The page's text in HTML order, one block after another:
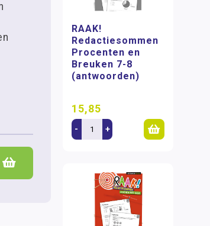
RAAK!
Redactiesommen
Procenten en
Breuken 7-8
(antwoorden)
15,85
- +